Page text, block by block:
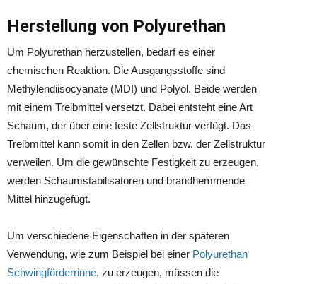
Herstellung von Polyurethan
Um Polyurethan herzustellen, bedarf es einer
chemischen Reaktion. Die Ausgangsstoffe sind
Methylendiisocyanate (MDI) und Polyol. Beide werden
mit einem Treibmittel versetzt. Dabei entsteht eine Art
Schaum, der über eine feste Zellstruktur verfügt. Das
Treibmittel kann somit in den Zellen bzw. der Zellstruktur
verweilen. Um die gewünschte Festigkeit zu erzeugen,
werden Schaumstabilisatoren und brandhemmende
Mittel hinzugefügt.
Um verschiedene Eigenschaften in der späteren
Verwendung, wie zum Beispiel bei einer Polyurethan
Schwingförderrinne, zu erzeugen, müssen die